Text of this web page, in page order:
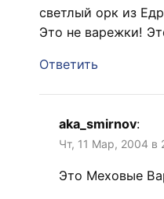
светлый орк из
Это не варежки!
Ответить
aka_smirnov:
Чт, 11 Мар, 2004 в
Это Меховые